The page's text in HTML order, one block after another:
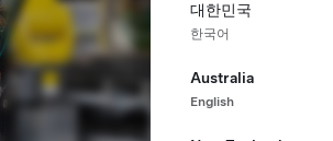
대한민국
한국어
Australia
English